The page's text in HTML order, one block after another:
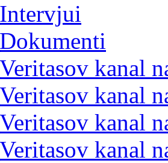
Intervjui
Dokumenti
Veritasov kanal
Veritasov kanal
Veritasov kanal
Veritasov kanal